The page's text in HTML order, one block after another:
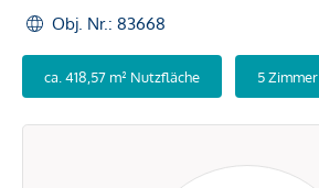
Obj. Nr.: 83668
ca. 418,57 m² Nutzfläche 5 Zimmer